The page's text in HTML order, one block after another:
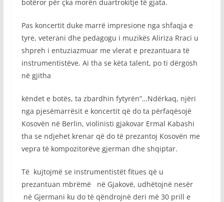
botëror për çka morën duartrokitje të gjata.
Pas koncertit duke marrë impresione nga shfaqja e
tyre, veterani dhe pedagogu i muzikës Aliriza Rraci u
shpreh i entuziazmuar me vlerat e prezantuara të
instrumentistëve. Ai tha se këta talent, po ti dërgosh
në gjitha
këndet e botës, ta zbardhin fytyrën”…Ndërkaq, njëri
nga pjesëmarrësit e koncertit që do ta përfaqësojë
Kosovën në Berlin, violinisti gjakovar Ermal Kabashi
tha se ndjehet krenar që do të prezantoj Kosovën me
vepra të kompozitorëve gjerman dhe shqiptar.
Të kujtojmë se instrumentistët fitues që u
prezantuan mbrëmë në Gjakovë, udhëtojnë nesër
në Gjermani ku do të qëndrojnë deri më 30 prill e